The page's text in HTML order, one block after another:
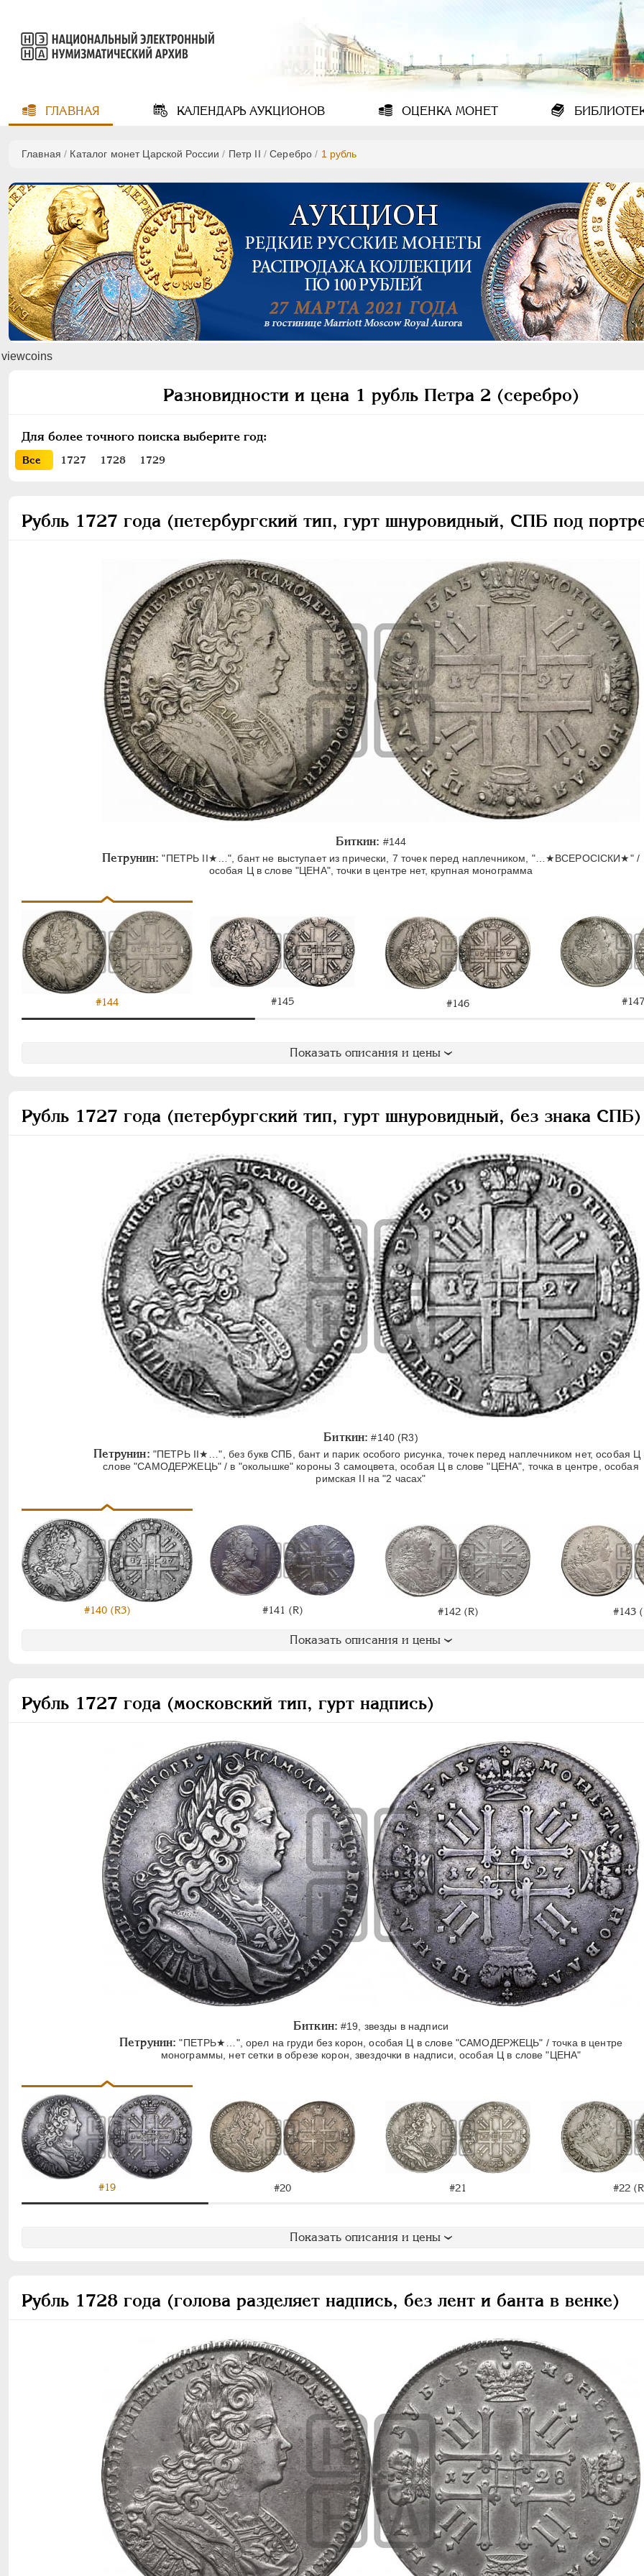
ГЛАВНАЯ КАЛЕНДАРЬАУКЦИОНОВ ОЦЕНКАМОНЕТ
Главная / Каталог монет Царской России / Петр II /Серебро / 1 рубль
viewcoins
Разновидности и цена 1 рубль Петра 2 (серебро)
Для более точного поиска выберите год:
Все 1727 1728 1729
Рубль 1727 года (петербургский тип, гурт шнуровидный, СПБ под
Биткин: #144
Петрунин: "ПЕТРЬ II★…", бант не выступает из прически, 7 точек перед наплечником, "…★ВСЕРОСIСКИ★" /
особая Ц в слове "ЦЕНА", точки в центре нет, крупная монограмма
#144 #145 #146 #147
Показать описания и цены
Рубль 1727 года (петербургский тип, гурт шнуровидный, без знака СПБ)
Биткин: #140 (R3)
Петрунин: "ПЕТРЬ II★…", без букв СПБ, бант и парик особого рисунка, точек перед наплечником нет, особая Ц
слове "САМОДЕРЖЕЦЬ" / в "околышке" короны 3 самоцвета, особая Ц в слове "ЦЕНА", точка в центре, особая
римская II на "2 часах"
#140 (R3) #141 (R) #142 (R) #143
Показать описания и цены
Рубль 1727 года (московский тип, гурт надпись)
Биткин: #19, звезды в надписи
Петрунин: "ПЕТРЬ★…", орел на груди без корон, особая Ц в слове "САМОДЕРЖЕЦЬ" / точка в центре
монограммы, нет сетки в обрезе корон, звездочки в надписи, особая Ц в слове "ЦЕНА"
#19 #20 #21 #22
Показать описания и цены
Рубль 1728 года (голова разделяет надпись, без лент и банта в венке)